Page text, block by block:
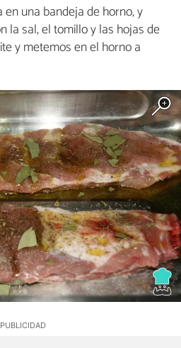
una bandeja de horno, y
la sal, el tomillo y las hojas de
y metemos en el horno a